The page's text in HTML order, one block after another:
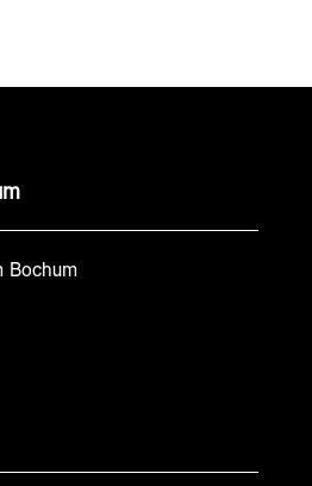
Bochum